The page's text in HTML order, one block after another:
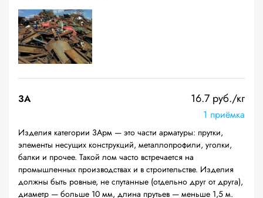
3А 16.7 руб./кг
1 приёмка
Изделия категории 3Арм — это части арматуры: прутки,
элементы несущих конструкций, металлопрофили, уголки,
балки и прочее. Такой лом часто встречается на
промышленных производствах и в строительстве. Изделия
должны быть ровные, не спутанные (отдельно друг от друга),
диаметр — больше 10 мм, длина прутьев — меньше 1,5 м.